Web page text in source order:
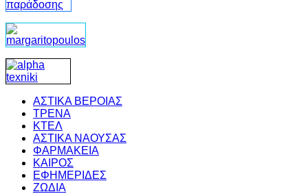
ΑΣΤΙΚΑ ΒΕΡΟΙΑΣ
ΤΡΕΝΑ
ΚΤΕΛ
ΑΣΤΙΚΑ ΝΑΟΥΣΑΣ
ΦΑΡΜΑΚΕΙΑ
ΚΑΙΡΟΣ
ΕΦΗΜΕΡΙΔΕΣ
ΖΩΔΙΑ